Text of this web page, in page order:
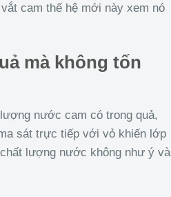
cam thế hệ mới này xem nó
mà không tốn
nước cam có trong quả,
sát trực tiếp với vỏ khiến lớp
lượng nước không như ý và